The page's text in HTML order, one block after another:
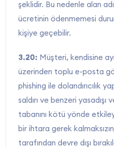
şeklidir. Bu nedenle alan
ücretinin ödenmemesi
kişiye geçebilir.
3.20: Müşteri, kendisine
üzerinden toplu e-posta
phishing ile dolandırıcılık
saldırı ve benzeri
tabanını kötü yönde
bir ihtara gerek
tarafından devre dışı